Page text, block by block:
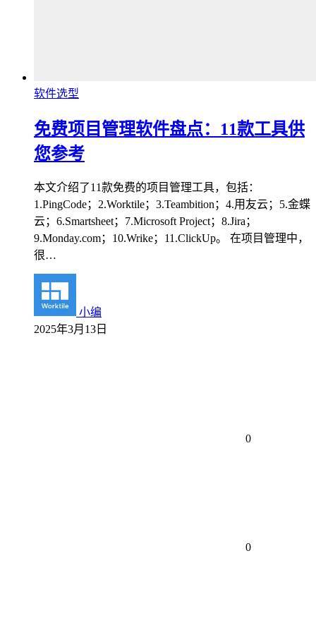
软件选型
免费项目管理软件盘点：11款工具供
您参考
本文介绍了11款免费的项目管理工具，包括：
1.PingCode；2.Worktile；3.Teambition；4.用友云；5.金蝶
云；6.Smartsheet；7.Microsoft Project；8.Jira；
9.Monday.com；10.Wrike；11.ClickUp。 在项目管理中，
很…
小编
2025年3月13日
0
0